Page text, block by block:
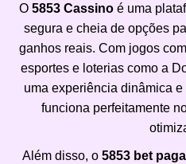
O 5853 Cassinoé uma
segura e cheia de opções
ganhos reais. Com jogos
esportes e loterias como a
uma experiência dinâmica
funciona perfeitamente
Além disso, o 5853 bet